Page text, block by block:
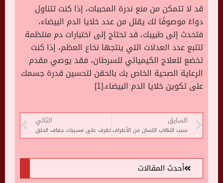
قد لا تتمكن من منع ندرة المحببات، إذا كنت تتناول
دواءً موصوفًا لك يقلل من عدد خلايا الدم البيضاء،
فتحدث إلى طبيبك، قد تحتاج إلى اختبارات دم منتظمة
لتتبع عدد العدلات التي ينتجها نخاع العظم، إذا كنت
تخضع للعلاج الكيميائي للسرطان، فقد يوصي مقدم
الرعاية الصحية الخاص بك بالحقن لتحسين قدرة جسمك
على تكوين خلايا الدم البيضاء.[1]
السابق
سبب التهاب اللسان من الأطراف
التالي
تعرف على مسببات جفاف الحلق
أحدث المقالات